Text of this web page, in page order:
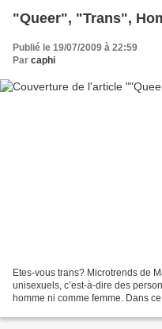
"Queer", "Trans",
Publié le 19/07/2009 à 22:59
Par caphi
Etes-vous trans? Microtrends de
unisexuels, c’est-à-dire des
homme ni comme femme. Dans